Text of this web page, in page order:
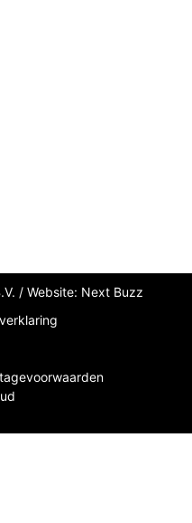
/ Website: Next Buzz